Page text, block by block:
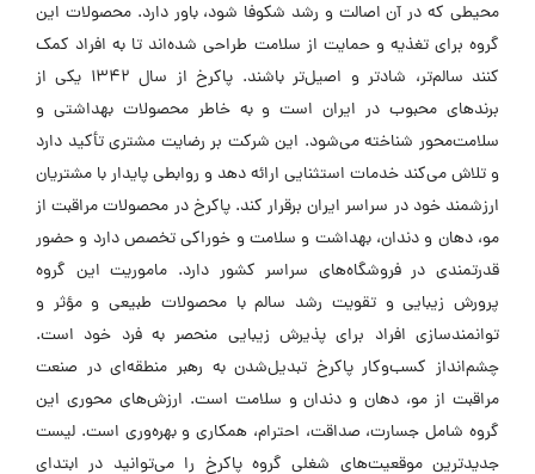
محیطی که در آن اصالت و رشد شکوفا شود، باور دارد. محصولات این
گروه برای تغذیه و حمایت از سلامت طراحی شده‌اند تا به افراد کمک
کنند سالم‌تر، شادتر و اصیل‌تر باشند. پاکرخ از سال ۱۳۴۲ یکی از
برندهای محبوب در ایران است و به خاطر محصولات بهداشتی و
سلامت‌محور شناخته می‌شود. این شرکت بر رضایت مشتری تأکید دارد
و تلاش می‌کند خدمات استثنایی ارائه دهد و روابطی پایدار با مشتریان
ارزشمند خود در سراسر ایران برقرار کند. پاکرخ در محصولات مراقبت از
مو، دهان و دندان، بهداشت و سلامت و خوراکی تخصص دارد و حضور
قدرتمندی در فروشگاه‌های سراسر کشور دارد. ماموریت این گروه
پرورش زیبایی و تقویت رشد سالم با محصولات طبیعی و مؤثر و
توانمندسازی افراد برای پذیرش زیبایی منحصر به فرد خود است.
چشم‌انداز کسب‌وکار پاکرخ تبدیل‌شدن به رهبر منطقه‌ای در صنعت
مراقبت از مو، دهان و دندان و سلامت است. ارزش‌های محوری این
گروه شامل جسارت، صداقت، احترام، همکاری و بهره‌وری است. لیست
جدیدترین موقعیت‌های شغلی گروه پاکرخ را می‌توانید در ابتدای